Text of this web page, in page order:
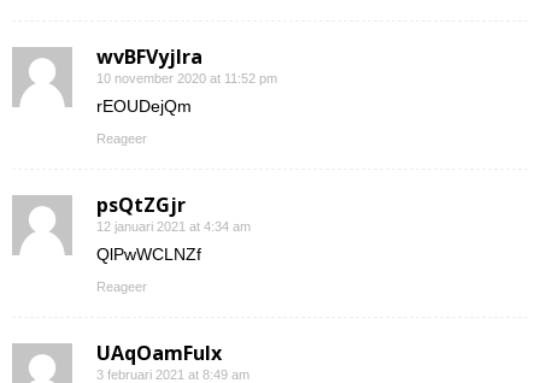
wvBFVyjlra
10 november 2020 at 11:52 pm
rEOUDejQm
Reageer
psQtZGjr
12 januari 2021 at 4:34 am
QlPwWCLNZf
Reageer
UAqOamFuIx
3 februari 2021 at 8:49 am